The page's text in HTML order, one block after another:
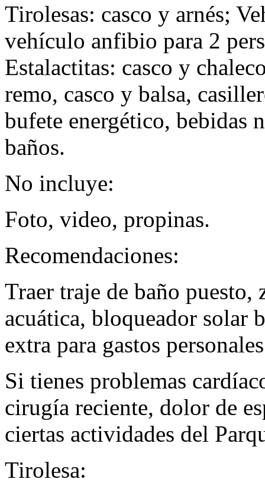
Tirolesas: casco y arnés;
vehículo anfibio para 2
Estalactitas: casco y
remo, casco y balsa,
bufete energético, bebidas
baños.
No incluye:
Foto, video, propinas.
Recomendaciones:
Traer traje de baño puesto,
acuática, bloqueador solar
extra para gastos
Si tienes problemas
cirugía reciente, dolor de
ciertas actividades del
Tirolesa: